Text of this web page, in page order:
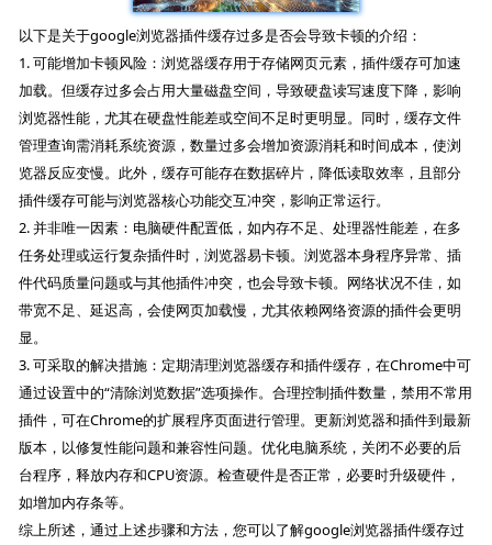
以下是关于google浏览器插件缓存过多是否会导致卡顿的介绍：
1. 可能增加卡顿风险：浏览器缓存用于存储网页元素，插件缓存可加速
加载。但缓存过多会占用大量磁盘空间，导致硬盘读写速度下降，影响
浏览器性能，尤其在硬盘性能差或空间不足时更明显。同时，缓存文件
管理查询需消耗系统资源，数量过多会增加资源消耗和时间成本，使浏
览器反应变慢。此外，缓存可能存在数据碎片，降低读取效率，且部分
插件缓存可能与浏览器核心功能交互冲突，影响正常运行。
2. 并非唯一因素：电脑硬件配置低，如内存不足、处理器性能差，在多
任务处理或运行复杂插件时，浏览器易卡顿。浏览器本身程序异常、插
件代码质量问题或与其他插件冲突，也会导致卡顿。网络状况不佳，如
带宽不足、延迟高，会使网页加载慢，尤其依赖网络资源的插件会更明
显。
3. 可采取的解决措施：定期清理浏览器缓存和插件缓存，在Chrome中可
通过设置中的“清除浏览数据”选项操作。合理控制插件数量，禁用不常用
插件，可在Chrome的扩展程序页面进行管理。更新浏览器和插件到最新
版本，以修复性能问题和兼容性问题。优化电脑系统，关闭不必要的后
台程序，释放内存和CPU资源。检查硬件是否正常，必要时升级硬件，
如增加内存条等。
综上所述，通过上述步骤和方法，您可以了解google浏览器插件缓存过